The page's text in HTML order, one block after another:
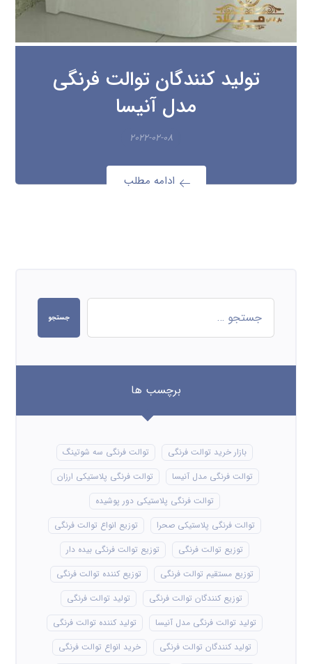
تولید کنندگان توالت فرنگی
مدل آنیسا
۲۰۲۲-۰۲-۰۸
ادامه مطلب
جستجو
برچسب ها
بازار خرید توالت فرنگی
توالت فرنگی سه شوتینگ
توالت فرنگی مدل آنیسا
توالت فرنگی پلاستیکی ارزان
توالت فرنگی پلاستیکی دور پوشیده
توالت فرنگی پلاستیکی صحرا
توزیع انواع توالت فرنگی
توزیع توالت فرنگی
توزیع توالت فرنگی بیده دار
توزیع مستقیم توالت فرنگی
توزیع کننده توالت فرنگی
توزیع کنندگان توالت فرنگی
تولید توالت فرنگی
تولید توالت فرنگی مدل آنیسا
تولید کننده توالت فرنگی
تولید کنندگان توالت فرنگی
خرید انواع توالت فرنگی